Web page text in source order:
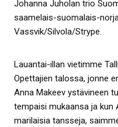
Johanna Juholan trio
saamelais-suomalais-
Vassvik/Silvola/Strype.
Lauantai-illan vietimme
Opettajien talossa, jonne
Anna Makeev ystävineen
tempaisi mukaansa ja kun
marilaisia tansseja,